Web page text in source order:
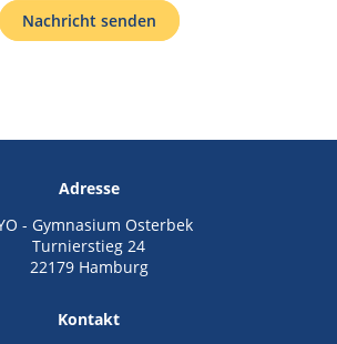
Nachricht senden
Adresse
- Gymnasium Osterbek
Turnierstieg 24
22179 Hamburg
Kontakt